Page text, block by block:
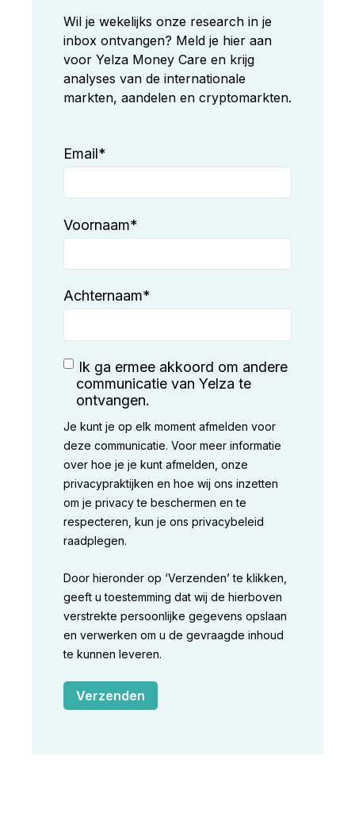
Wil je wekelijks onze research in je
inbox ontvangen? Meld je hier aan
voor Yelza Money Care en krijg
analyses van de internationale
markten, aandelen en cryptomarkten.
Email*
Voornaam*
Achternaam*
Ik ga ermee akkoord om andere
communicatie van Yelza te
ontvangen.
Je kunt je op elk moment afmelden voor
deze communicatie. Voor meer informatie
over hoe je je kunt afmelden, onze
privacypraktijken en hoe wij ons inzetten
om je privacy te beschermen en te
respecteren, kun je ons privacybeleid
raadplegen.
Door hieronder op ‘Verzenden’ te klikken,
geeft u toestemming dat wij de hierboven
verstrekte persoonlijke gegevens opslaan
en verwerken om u de gevraagde inhoud
te kunnen leveren.